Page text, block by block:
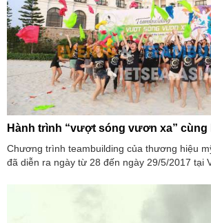
Hành trình “vượt sóng vươn xa” cùng
Chương trình teambuilding của thương hiệu
đã diễn ra ngày từ 28 đến ngày 29/5/2017 tại